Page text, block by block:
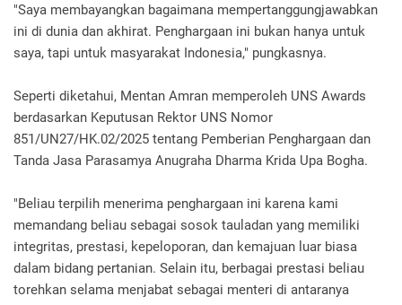
"Saya membayangkan bagaimana mempertanggungjawabkan
ini di dunia dan akhirat. Penghargaan ini bukan hanya untuk
saya, tapi untuk masyarakat Indonesia," pungkasnya.
Seperti diketahui, Mentan Amran memperoleh UNS Awards
berdasarkan Keputusan Rektor UNS Nomor
851/UN27/HK.02/2025 tentang Pemberian Penghargaan dan
Tanda Jasa Parasamya Anugraha Dharma Krida Upa Bogha.
"Beliau terpilih menerima penghargaan ini karena kami
memandang beliau sebagai sosok tauladan yang memiliki
integritas, prestasi, kepeloporan, dan kemajuan luar biasa
dalam bidang pertanian. Selain itu, berbagai prestasi beliau
torehkan selama menjabat sebagai menteri di antaranya